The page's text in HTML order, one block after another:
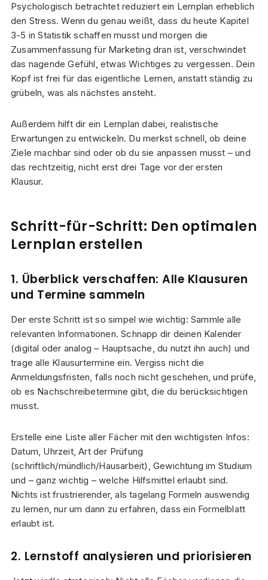
Psychologisch betrachtet reduziert ein Lernplan erheblich
den Stress. Wenn du genau weißt, dass du heute Kapitel
3-5 in Statistik schaffen musst und morgen die
Zusammenfassung für Marketing dran ist, verschwindet
das nagende Gefühl, etwas Wichtiges zu vergessen. Dein
Kopf ist frei für das eigentliche Lernen, anstatt ständig zu
grübeln, was als nächstes ansteht.
Außerdem hilft dir ein Lernplan dabei, realistische
Erwartungen zu entwickeln. Du merkst schnell, ob deine
Ziele machbar sind oder ob du sie anpassen musst – und
das rechtzeitig, nicht erst drei Tage vor der ersten
Klausur.
Schritt-für-Schritt: Den optimalen
Lernplan erstellen
1. Überblick verschaffen: Alle Klausuren
und Termine sammeln
Der erste Schritt ist so simpel wie wichtig: Sammle alle
relevanten Informationen. Schnapp dir deinen Kalender
(digital oder analog – Hauptsache, du nutzt ihn auch) und
trage alle Klausurtermine ein. Vergiss nicht die
Anmeldungsfristen, falls noch nicht geschehen, und prüfe,
ob es Nachschreibetermine gibt, die du berücksichtigen
musst.
Erstelle eine Liste aller Fächer mit den wichtigsten Infos:
Datum, Uhrzeit, Art der Prüfung
(schriftlich/mündlich/Hausarbeit), Gewichtung im Studium
und – ganz wichtig – welche Hilfsmittel erlaubt sind.
Nichts ist frustrierender, als tagelang Formeln auswendig
zu lernen, nur um dann zu erfahren, dass ein Formelblatt
erlaubt ist.
2. Lernstoff analysieren und priorisieren